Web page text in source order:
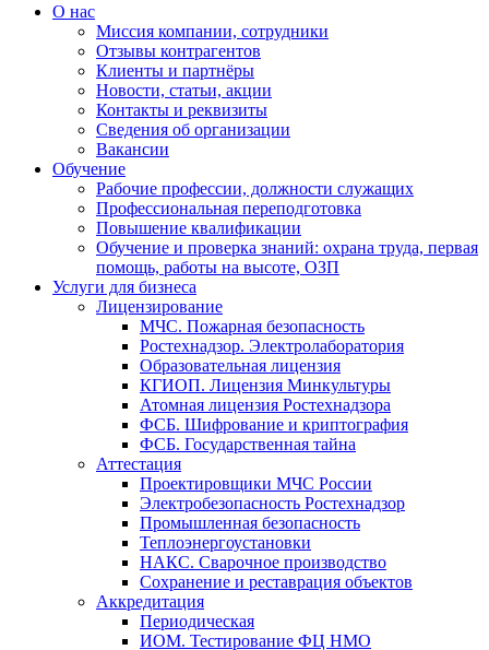
О нас
Миссия компании, сотрудники
Отзывы контрагентов
Клиенты и партнёры
Новости, статьи, акции
Контакты и реквизиты
Сведения об организации
Вакансии
Обучение
Рабочие профессии, должности служащих
Профессиональная переподготовка
Повышение квалификации
Обучение и проверка знаний: охрана труда, первая
помощь, работы на высоте, ОЗП
Услуги для бизнеса
Лицензирование
МЧС. Пожарная безопасность
Ростехнадзор. Электролаборатория
Образовательная лицензия
КГИОП. Лицензия Минкультуры
Атомная лицензия Ростехнадзора
ФСБ. Шифрование и криптография
ФСБ. Государственная тайна
Аттестация
Проектировщики МЧС России
Электробезопасность Ростехнадзор
Промышленная безопасность
Теплоэнергоустановки
НАКС. Сварочное производство
Сохранение и реставрация объектов
Аккредитация
Периодическая
ИОМ. Тестирование ФЦ НМО